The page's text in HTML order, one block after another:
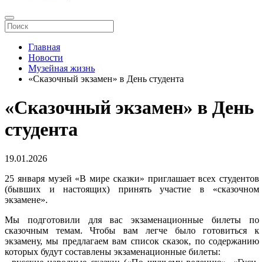
Главная
Новости
Музейная жизнь
«Сказочный экзамен» в День студента
«Сказочный экзамен» в День
студента
19.01.2026
25 января музей «В мире сказки» приглашает всех студентов
(бывших и настоящих) принять участие в «сказочном
экзамене».
Мы подготовили для вас экзаменационные билеты по
сказочным темам. Чтобы вам легче было готовиться к
экзамену, мы предлагаем вам список сказок, по содержанию
которых будут составлены экзаменационные билеты: